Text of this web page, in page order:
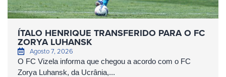
ÍTALO HENRIQUE TRANSFERIDO PARA O FC
ZORYA LUHANSK
Agosto 7, 2026
O FC Vizela informa que chegou a acordo com o FC
Zorya Luhansk, da Ucrânia,...